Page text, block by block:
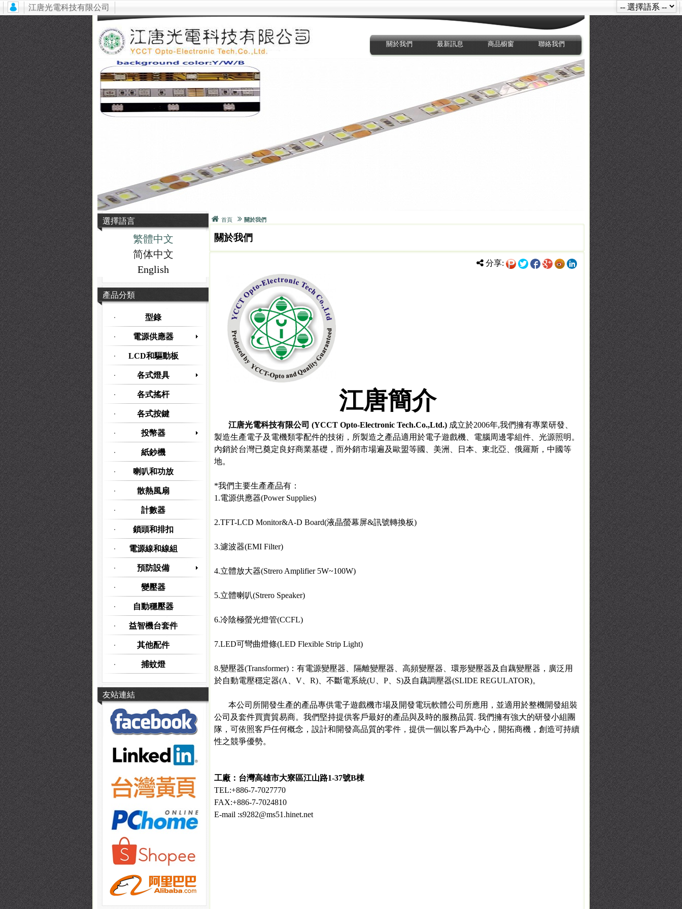
江唐光電科技有限公司
關於我們 最新訊息 商品櫥窗 聯絡我們
選擇語言
繁體中文
简体中文
English
產品分類
型錄
電源供應器
LCD和驅動板
各式燈具
各式搖杆
各式按鍵
投幣器
紙鈔機
喇叭和功放
散熱風扇
計數器
鎖頭和排扣
電源線和線組
預防設備
變壓器
自動穩壓器
益智機台套件
其他配件
捕蚊燈
友站連結
首頁 關於我們
關於我們
分享:
江唐簡介
江唐光電科技有限公司 (YCCT Opto-Electronic Tech.Co.,Ltd.) 成立於2006年,我們擁有專業研發、
製造生產電子及電機類零配件的技術，所製造之產品適用於電子遊戲機、電腦周邊零組件、光源照明。
內銷於台灣已奠定良好商業基礎，而外銷市場遍及歐盟等國、美洲、日本、東北亞、俄羅斯，中國等
地。
*我們主要生產產品有：
1.電源供應器(Power Supplies)
2.TFT-LCD Monitor&A-D Board(液晶螢幕屏&訊號轉換板)
3.濾波器(EMI Filter)
4.立體放大器(Strero Amplifier 5W~100W)
5.立體喇叭(Strero Speaker)
6.冷陰極螢光燈管(CCFL)
7.LED可彎曲燈條(LED Flexible Strip Light)
8.變壓器(Transformer)：有電源變壓器、隔離變壓器、高頻變壓器、環形變壓器及自藕變壓器，廣泛用
於自動電壓穩定器(A、V、R)、不斷電系統(U、P、S)及自藕調壓器(SLIDE REGULATOR)。
本公司所開發生產的產品專供電子遊戲機市場及開發電玩軟體公司所應用，並適用於整機開發組裝
公司及套件買賣貿易商。我們堅持提供客戶最好的產品與及時的服務品質. 我們擁有強大的研發小組團
隊，可依照客戶任何概念，設計和開發高品質的零件，提供一個以客戶為中心，開拓商機，創造可持續
性之競爭優勢。
工廠：台灣高雄市大寮區江山路1-37號B棟
TEL:+886-7-7027770
FAX:+886-7-7024810
E-mail :s9282@ms51.hinet.net